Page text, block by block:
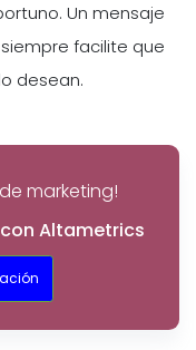
Un mensaje
facilite que
desean.
marketing!
Altametrics